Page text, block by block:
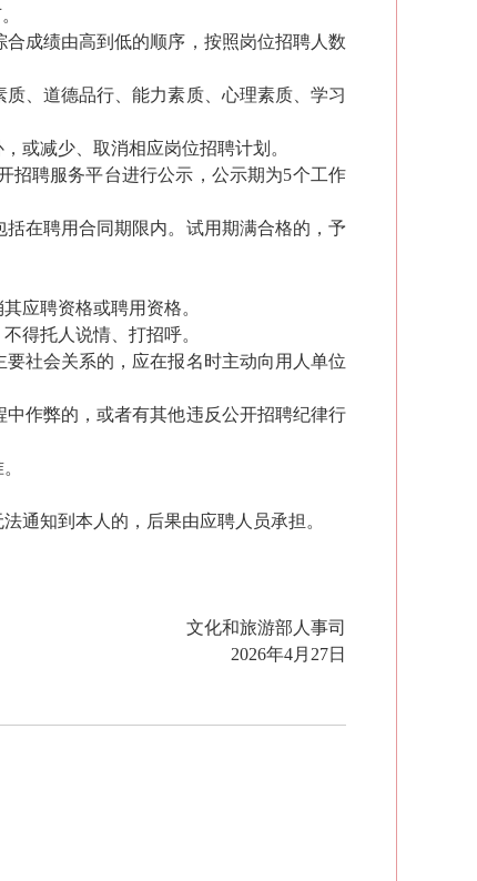
。
成绩由高到低的顺序，按照岗位招聘人数
、道德品行、能力素质、心理素质、学习
或减少、取消相应岗位招聘计划。
招聘服务平台进行公示，公示期为5个工作
在聘用合同期限内。试用期满合格的，予
应聘资格或聘用资格。
得托人说情、打招呼。
社会关系的，应在报名时主动向用人单位
作弊的，或者有其他违反公开招聘纪律行
通知到本人的，后果由应聘人员承担。
文化和旅游部人事司
2026年4月 27日